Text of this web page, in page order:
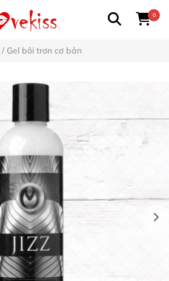
0
/ Gel bôi trơn cơ bản